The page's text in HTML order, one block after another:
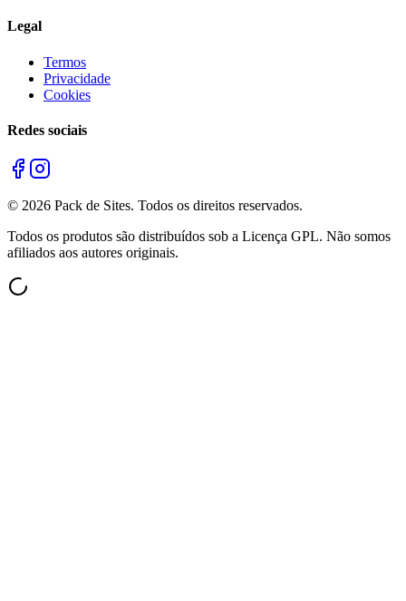
Legal
Termos
Privacidade
Cookies
Redes sociais
© 2026 Pack de Sites. Todos os direitos reservados.
Todos os produtos são distribuídos sob a Licença GPL. Não somos
afiliados aos autores originais.